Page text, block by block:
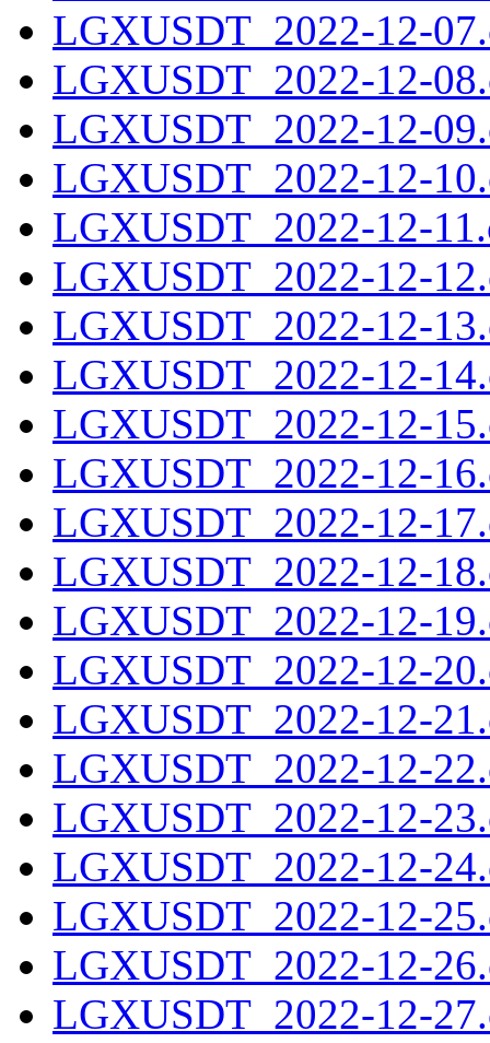
LGXUSDT_2022-12-
LGXUSDT_2022-12-
LGXUSDT_2022-12-
LGXUSDT_2022-12-
LGXUSDT_2022-12-
LGXUSDT_2022-12-
LGXUSDT_2022-12-
LGXUSDT_2022-12-
LGXUSDT_2022-12-
LGXUSDT_2022-12-
LGXUSDT_2022-12-
LGXUSDT_2022-12-
LGXUSDT_2022-12-
LGXUSDT_2022-12-
LGXUSDT_2022-12-
LGXUSDT_2022-12-
LGXUSDT_2022-12-
LGXUSDT_2022-12-
LGXUSDT_2022-12-
LGXUSDT_2022-12-
LGXUSDT_2022-12-